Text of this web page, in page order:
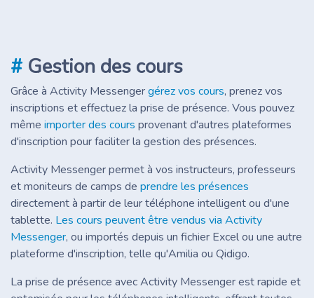
# Gestion des cours
Grâce à Activity Messengergérez vos cours, prenez vos
inscriptions et effectuez la prise de présence. Vous pouvez
même importer des cours provenant d'autres plateformes
d'inscription pour faciliter la gestion des présences.
Activity Messenger permet à vos instructeurs, professeurs
et moniteurs de camps de prendre les présences
directement à partir de leur téléphone intelligent ou d'une
tablette. Les cours peuvent être vendus via Activity
Messenger, ou importés depuis un fichier Excel ou une autre
plateforme d'inscription, telle qu'Amilia ou Qidigo.
La prise de présence avec Activity Messenger est rapide et